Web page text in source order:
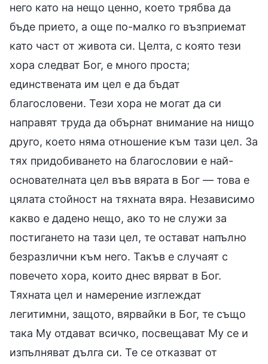
него като на нещо ценно, което трябва да
бъде прието, а още по-малко го възприемат
като част от живота си. Целта, с която тези
хора следват Бог, е много проста;
единствената им цел е да бъдат
благословени. Тези хора не могат да си
направят труда да обърнат внимание на нищо
друго, което няма отношение към тази цел. За
тях придобиването на благословии е най-
основателната цел във вярата в Бог — това е
цялата стойност на тяхната вяра. Независимо
какво е дадено нещо, ако то не служи за
постигането на тази цел, те остават напълно
безразлични към него. Такъв е случаят с
повечето хора, които днес вярват в Бог.
Тяхната цел и намерение изглеждат
легитимни, защото, вярвайки в Бог, те също
така Му отдават всичко, посвещават Му се и
изпълняват дълга си. Те се отказват от